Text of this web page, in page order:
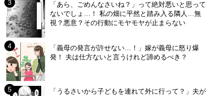
「あら、ごめんなさいね？」って絶対悪いと思って
ないでしょ…！ 私の畑に平然と踏み入る隣人…無
視？悪意？その行動にモヤモヤが止まらない
「義母の発言が許せない…！」嫁が義母に怒り爆
発！ 夫は仕方ないと言うけれど諦めるべき？
「うるさいから子どもを連れて外に行って？」夫が